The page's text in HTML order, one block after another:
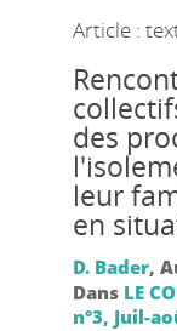
Article :
des
leur
en
D. Bader,
Dans LE
n°3, Juil-